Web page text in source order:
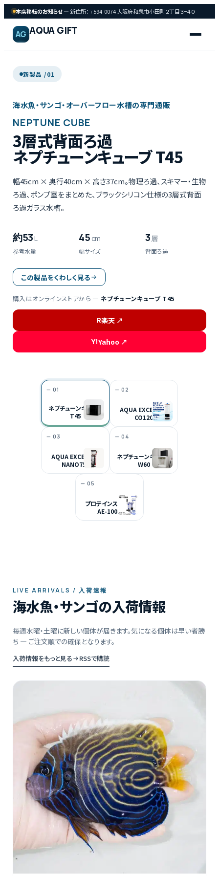
本店移転のお知らせ— 新住所：〒594-0074 大阪府和泉市小田町２丁目３−４０
AG AQUA GIFT
海
水
魚
FISH
サンゴ CORAL
飼育用品GEAR
楽天店で購入
Y!Yahoo!店
新製品 /01
海水魚・サンゴ・オーバーフロー水槽の専門通販
NEPTUNE CUBE
3層式背面ろ過
ネプチューンキューブ T45
幅45cm × 奥行40cm × 高さ37cm。物理ろ過、スキマー・生物
ろ過、ポンプ室をまとめた、ブラックシリコン仕様の3層式背面
ろ過ガラス水槽。
約53 L
参考水量
45 cm
幅サイズ
3層
背面ろ過
この製品をくわしく見る
購入はオンラインストアから — ネプチューンキューブ T45
R楽天 ↗
Y!Yahoo ↗
新製品 /01
— 01
ネプチューンキューブ
T45
— 02
AQUA EXCEL AE-
CO120
— 03
AQUA EXCEL AE-
NANO75E
— 04
ネプチューンキューブ
W60
— 05
プロテインスキマー
AE-100H
LIVE ARRIVALS / 入荷速報
海水魚・サンゴの入荷情報
毎週水曜・土曜に新しい個体が届きます。気になる個体は早い者勝
ち — ご注文順での確保となります。
入荷情報をもっと見る RSSで購読